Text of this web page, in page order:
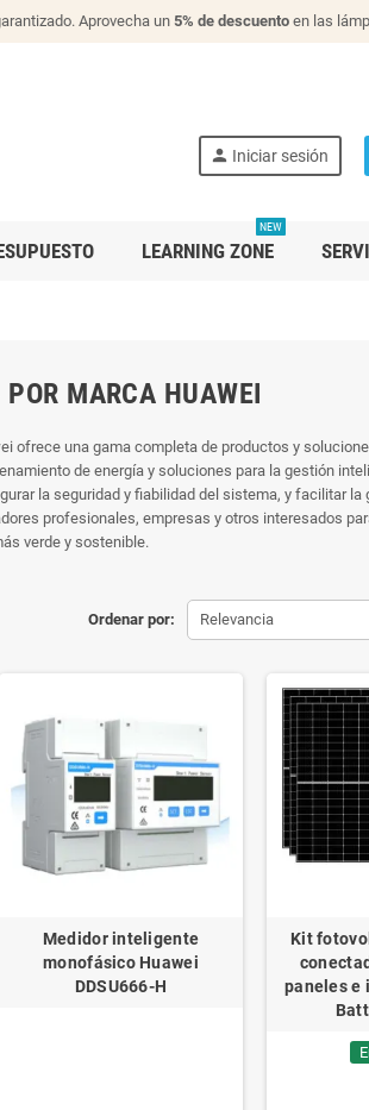
Aprovecha un 5% de descuentoen las
person Iniciar sesión
LEARNING ZONE
NEW
MARCA HUAWEI
ofrece una gama completa de productos y
de energía y soluciones para la gestión
la seguridad y fiabilidad del sistema, y facilitar
profesionales, empresas y otros interesados
verde y sostenible.
Ordenar por: Relevancia
Medidor inteligente
monofásico Huawei
DDSU666-H
Kit
paneles e